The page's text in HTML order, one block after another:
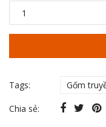
Tags: Gốm
Chia sẻ: